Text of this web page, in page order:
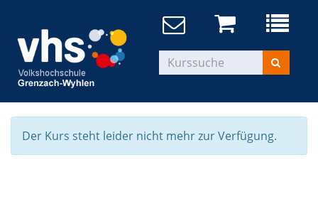
Der Kurs steht leider nicht mehr zur Verfügung.